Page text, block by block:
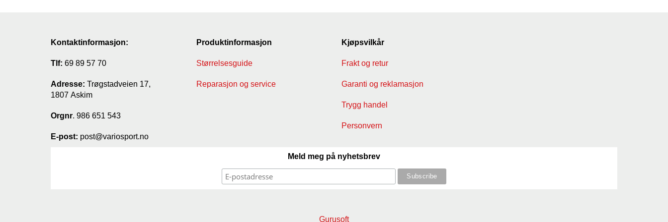
Kontaktinformasjon:
Tlf: 69 89 57 70
Adresse: Trøgstadveien 17,
1807 Askim
Orgnr. 986 651 543
E-post: post@variosport.no
Produktinformasjon
Størrelsesguide
Reparasjon og service
Kjøpsvilkår
Frakt og retur
Garanti og reklamasjon
Trygg handel
Personvern
Meld meg på nyhetsbrev
Gurusoft